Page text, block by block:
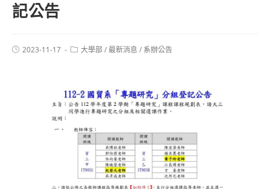
記公告
2023-11-17 大學部/最新消息 / 系辦公告